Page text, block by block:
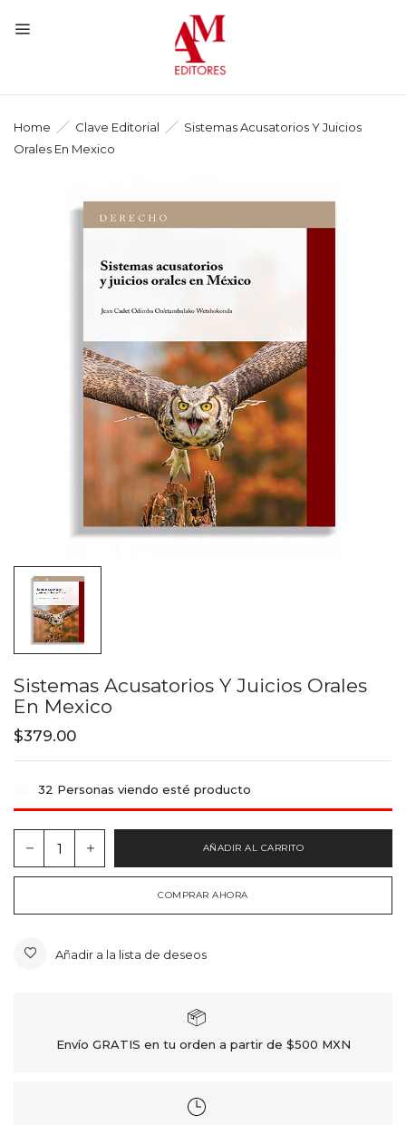
Home Clave Editorial
Sistemas Acusatorios Y Juicios
Orales En Mexico
Sistemas Acusatorios Y Juicios Orales
En Mexico
$379.00
32 Personas viendo esté producto
AÑADIR AL CARRITO
COMPRAR AHORA
Añadir a la lista de deseos
Envío GRATIS en tu orden a partir de $500 MXN